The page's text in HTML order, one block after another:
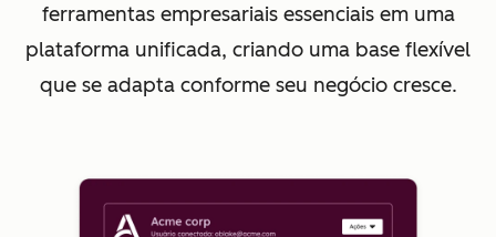
ferramentas empresariais essenciais em uma
plataforma unificada, criando uma base flexível
que se adapta conforme seu negócio cresce.